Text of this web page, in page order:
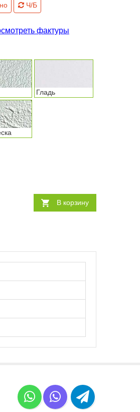
Ч/Б
фактуры
Гладь
В корзину